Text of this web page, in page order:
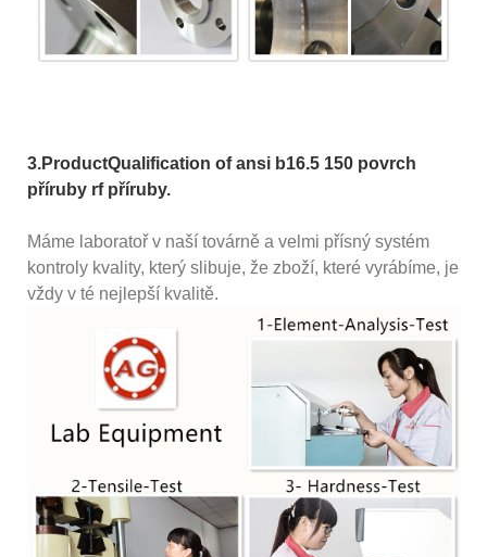
3.ProductQualification of ansi b16.5 150 povrch
příruby rf příruby.
Máme laboratoř v naší továrně a velmi přísný systém
kontroly kvality, který slibuje, že zboží, které vyrábíme, je
vždy v té nejlepší kvalitě.